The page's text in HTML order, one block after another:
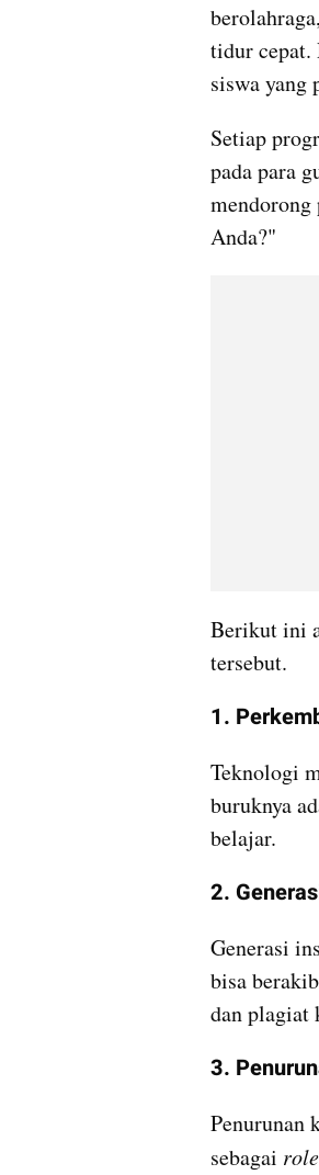
tidur cepat.
siswa yang
Setiap
pada para
mendorong
Anda?"
Berikut ini
tersebut.
1.
Teknologi
buruknya
belajar.
2.
Generasi
bisa
dan plagiat
3.
Penurunan
sebagai